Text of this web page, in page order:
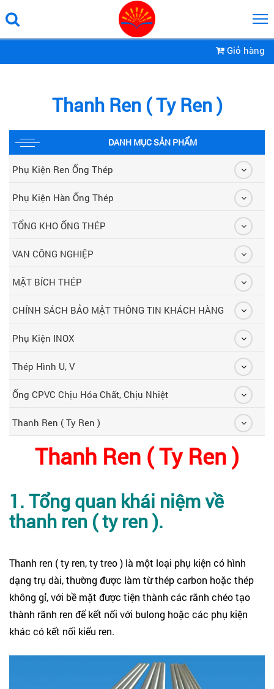
Giỏ hàng
Thanh Ren ( Ty Ren )
DANH MỤC SẢN PHẨM
Phụ Kiện Ren Ống Thép
Phụ Kiện Hàn Ống Thép
TỔNG KHO ỐNG THÉP
VAN CÔNG NGHIỆP
MẶT BÍCH THÉP
CHÍNH SÁCH BẢO MẬT THÔNG TIN KHÁCH HÀNG
Phụ Kiện INOX
Thép Hình U, V
Ống CPVC Chịu Hóa Chất, Chịu Nhiệt
Thanh Ren ( Ty Ren )
Thanh Ren ( Ty Ren )
1. Tổng quan khái niệm về
thanh ren ( ty ren ).
Thanh ren ( ty ren, ty treo ) là một loại phụ kiện có hình
dạng trụ dài, thường được làm từ thép carbon hoặc thép
không gỉ, với bề mặt được tiện thành các rãnh chéo tạo
thành rãnh ren để kết nối với bulong hoặc các phụ kiện
khác có kết nối kiểu ren.